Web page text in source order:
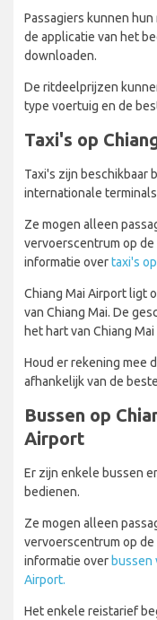
Passagiers kunnen
de applicatie van het
downloaden.
De ritdeelprijzen
type voertuig en de
Taxi's op
Taxi's zijn beschikbaar
internationale
Ze mogen alleen
vervoerscentrum op
informatie overtaxi's
Chiang Mai Airport ligt
van Chiang Mai. De
het hart van Chiang
Houd er rekening mee
afhankelijk van de
Bussen op
Airport
Er zijn enkele bussen
bedienen.
Ze mogen alleen
vervoerscentrum op
informatie over bussen
Airport.
Het enkele reistarief